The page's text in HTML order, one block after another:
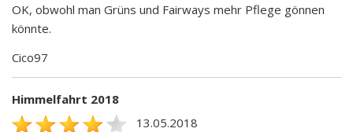
OK, obwohl man Grüns und Fairways mehr Pflege gönnen
könnte.
Cico97
Himmelfahrt 2018
13.05.2018